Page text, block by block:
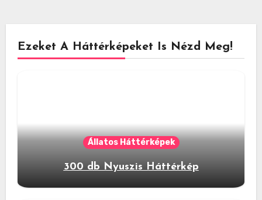
Ezeket A Háttérképeket Is Nézd Meg!
Állatos Háttérképek
300 db Nyuszis Háttérkép